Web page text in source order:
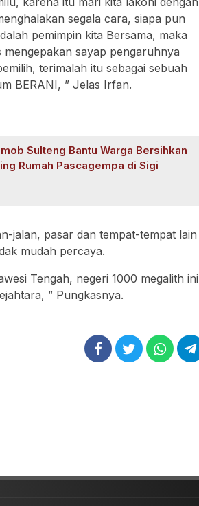
segala cara, siapa pun
pemimpin kita Bersama, maka
sayap pengaruhnya
terimalah itu sebagai sebuah
BERANI, ” Jelas Irfan.
Sulteng Bantu Warga Bersihkan
Rumah Pascagempa di Sigi
jalan, pasar dan tempat-tempat lain
mudah percaya.
Tengah, negeri 1000 megalith ini
” Pungkasnya.